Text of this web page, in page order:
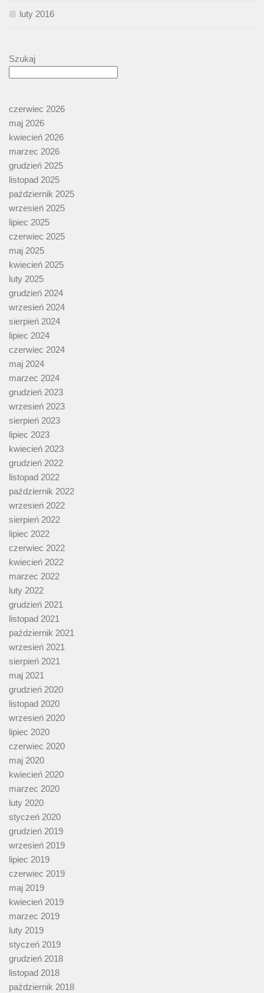
luty 2016
Szukaj
czerwiec 2026
maj 2026
kwiecień 2026
marzec 2026
grudzień 2025
listopad 2025
październik 2025
wrzesień 2025
lipiec 2025
czerwiec 2025
maj 2025
kwiecień 2025
luty 2025
grudzień 2024
wrzesień 2024
sierpień 2024
lipiec 2024
czerwiec 2024
maj 2024
marzec 2024
grudzień 2023
wrzesień 2023
sierpień 2023
lipiec 2023
kwiecień 2023
grudzień 2022
listopad 2022
październik 2022
wrzesień 2022
sierpień 2022
lipiec 2022
czerwiec 2022
kwiecień 2022
marzec 2022
luty 2022
grudzień 2021
listopad 2021
październik 2021
wrzesień 2021
sierpień 2021
maj 2021
grudzień 2020
listopad 2020
wrzesień 2020
lipiec 2020
czerwiec 2020
maj 2020
kwiecień 2020
marzec 2020
luty 2020
styczeń 2020
grudzień 2019
wrzesień 2019
lipiec 2019
czerwiec 2019
maj 2019
kwiecień 2019
marzec 2019
luty 2019
styczeń 2019
grudzień 2018
listopad 2018
październik 2018